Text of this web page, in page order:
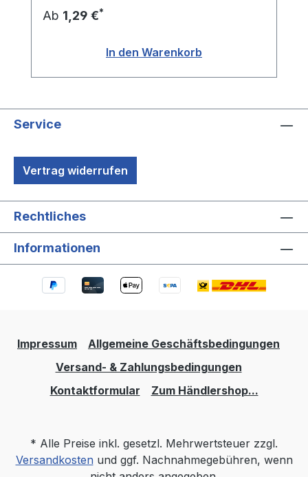
Ab 1,29 €*
In den Warenkorb
Service
Vertrag widerrufen
Rechtliches
Informationen
Impressum
Allgemeine Geschäftsbedingungen
Versand- & Zahlungsbedingungen
Kontaktformular
Zum Händlershop...
* Alle Preise inkl. gesetzl. Mehrwertsteuer zzgl.
Versandkostenund ggf. Nachnahmegebühren, wenn